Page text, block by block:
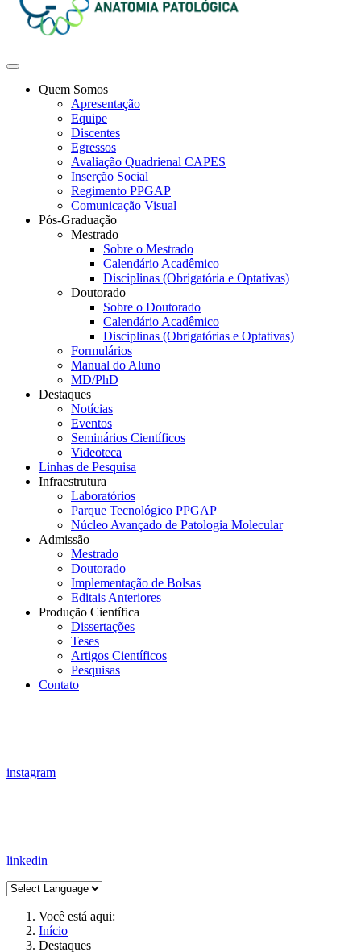
Quem Somos
Apresentação
Equipe
Discentes
Egressos
Avaliação Quadrienal CAPES
Inserção Social
Regimento PPGAP
Comunicação Visual
Pós-Graduação
Mestrado
Sobre o Mestrado
Calendário Acadêmico
Disciplinas (Obrigatória e Optativas)
Doutorado
Sobre o Doutorado
Calendário Acadêmico
Disciplinas (Obrigatórias e Optativas)
Formulários
Manual do Aluno
MD/PhD
Destaques
Notícias
Eventos
Seminários Científicos
Videoteca
Linhas de Pesquisa
Infraestrutura
Laboratórios
Parque Tecnológico PPGAP
Núcleo Avançado de Patologia Molecular
Admissão
Mestrado
Doutorado
Implementação de Bolsas
Editais Anteriores
Produção Científica
Dissertações
Teses
Artigos Científicos
Pesquisas
Contato
instagram
linkedin
Você está aqui:
Início
Destaques